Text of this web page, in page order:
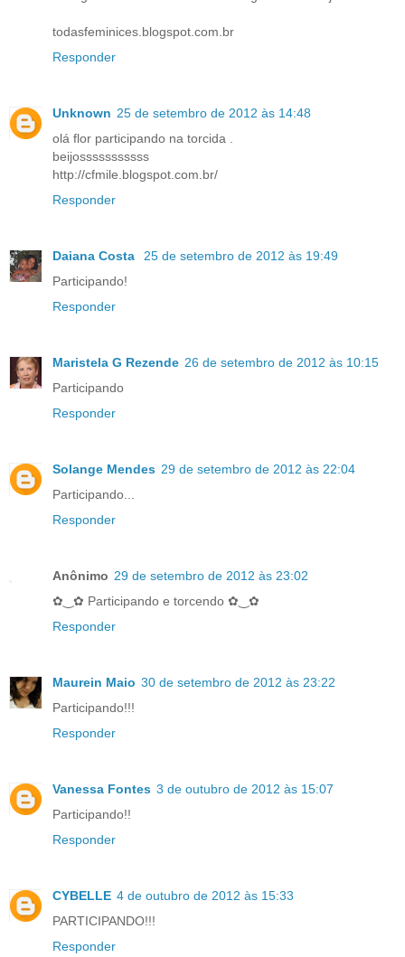
todasfeminices.blogspot.com.br
Responder
Unknown 25 de setembro de 2012 às 14:48
olá flor participando na torcida .
beijosssssssssss
http://cfmile.blogspot.com.br/
Responder
Daiana Costa
25 de setembro de 2012 às 19:49
Participando!
Responder
Maristela G Rezende 26 de setembro de 2012 às 10:15
Participando
Responder
Solange Mendes 29 de setembro de 2012 às 22:04
Participando...
Responder
Anônimo 29 de setembro de 2012 às 23:02
✿‿✿ Participando e torcendo ✿‿✿
Responder
Maurein Maio 30 de setembro de 2012 às 23:22
Participando!!!
Responder
Vanessa Fontes 3 de outubro de 2012 às 15:07
Participando!!
Responder
CYBELLE 4 de outubro de 2012 às 15:33
PARTICIPANDO!!!
Responder